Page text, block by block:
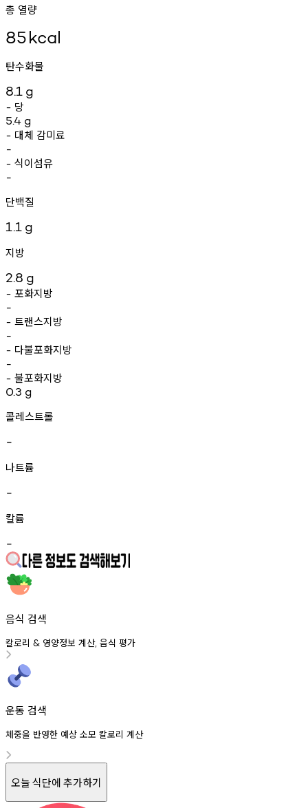
총 열량
85kcal
탄수화물
8.1 g
- 당
5.4 g
- 대체 감미료
-
- 식이섬유
-
단백질
1.1 g
지방
2.8 g
- 포화지방
-
- 트랜스지방
-
- 다불포화지방
-
- 불포화지방
0.3 g
콜레스트롤
-
나트륨
-
칼륨
-
음식 검색
칼로리 & 영양정보 계산, 음식 평가
운동 검색
체중을 반영한 예상 소모 칼로리 계산
오늘 식단에 추가하기